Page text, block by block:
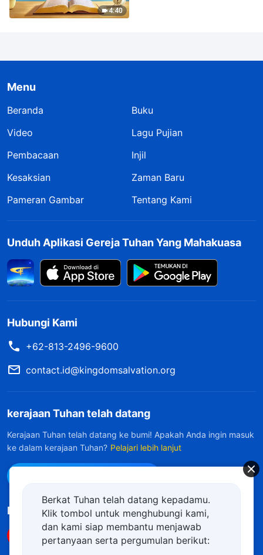
4:40
Menu
Beranda
Buku
Video
Lagu Pujian
Pembacaan
Injil
Kesaksian
Zaman Baru
Pameran Gambar
Tentang Kami
Unduh Aplikasi Gereja Tuhan Yang Mahakuasa
Hubungi Kami
+62-813-2496-9600
contact.id@kingdomsalvation.org
kerajaan Tuhan telah datang
Kerajaan Tuhan telah datang ke bumi! Apakah Anda ingin masuk
ke dalam kerajaan Tuhan? Pelajari lebih lanjut
Ikuti Kami
Berkat Tuhan telah datang kepadamu.
Klik tombol untuk menghubungi kami,
dan kami siap membantu menjawab
pertanyaan serta pergumulan berikut: